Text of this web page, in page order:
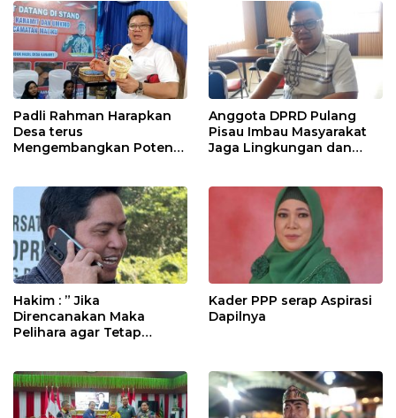
Padli Rahman Harapkan
Desa terus
Mengembangkan Potensi
Anggota DPRD Pulang
Pisau Imbau Masyarakat
Jaga Lingkungan dan
Hakim : ” Jika
Direncanakan Maka
Pelihara agar Tetap
Kader PPP serap Aspirasi
Dapilnya